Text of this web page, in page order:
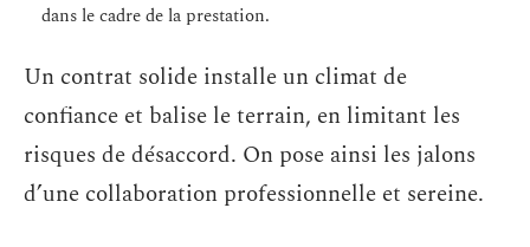
dans le cadre de la prestation.
Un contrat solide installe un climat de
confiance et balise le terrain, en limitant les
risques de désaccord. On pose ainsi les jalons
d’une collaboration professionnelle et sereine.